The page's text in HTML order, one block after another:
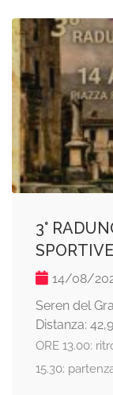
3°
SPORTIVE
14/08/
Seren del
Distanza:
ORE 13.00:
15.30: